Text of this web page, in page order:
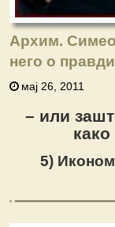
Архим.
него о
мај 26, 2011
– или
5)